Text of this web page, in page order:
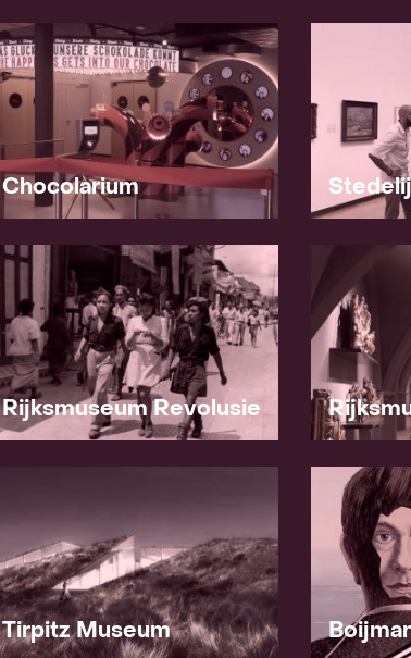
Chocolarium
Rijksmuseum Revolusie
Tirpitz Museum